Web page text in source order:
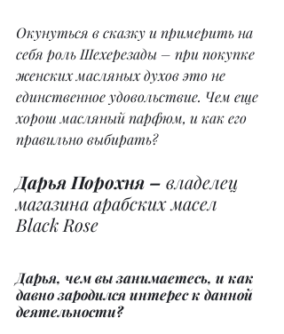
Окунуться в сказку и примерить на
себя роль Шехерезады – при покупке
женских масляных духов это не
единственное удовольствие. Чем еще
хорош масляный парфюм, и как его
правильно выбирать?
Дарья Порохня – владелец
магазина арабских масел
Black Rose
Дарья, чем вы занимаетесь, и как
давно зародился интерес к данной
деятельности?